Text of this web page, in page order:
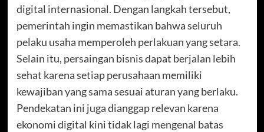
digital internasional. Dengan langkah tersebut,
pemerintah ingin memastikan bahwa seluruh
pelaku usaha memperoleh perlakuan yang setara.
Selain itu, persaingan bisnis dapat berjalan lebih
sehat karena setiap perusahaan memiliki
kewajiban yang sama sesuai aturan yang berlaku.
Pendekatan ini juga dianggap relevan karena
ekonomi digital kini tidak lagi mengenal batas